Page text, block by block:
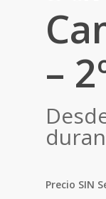
–
Precio SIN